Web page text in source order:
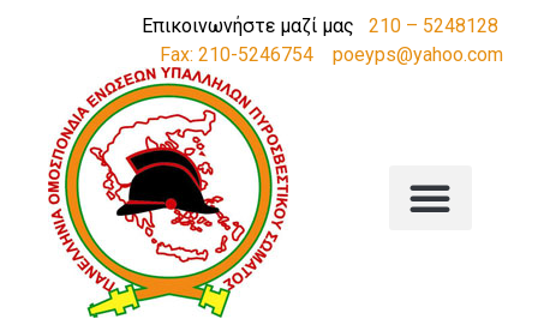
Επικοινωνήστε μαζί μας 210 – 5248128
Fax: 210-5246754
poeyps@yahoo.com